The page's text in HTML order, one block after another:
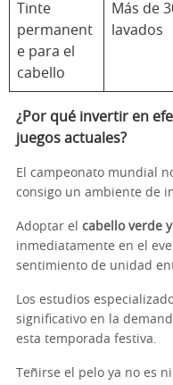
Tinte
permanent
e para el
cabello
Más de
lavados
¿Por qué invertir en
juegos actuales?
El campeonato mundial
consigo un ambiente de
Adoptar el cabello verde
inmediatamente en el
sentimiento de unidad
Los estudios
significativo en la
esta temporada festiva.
Teñirse el pelo ya no es